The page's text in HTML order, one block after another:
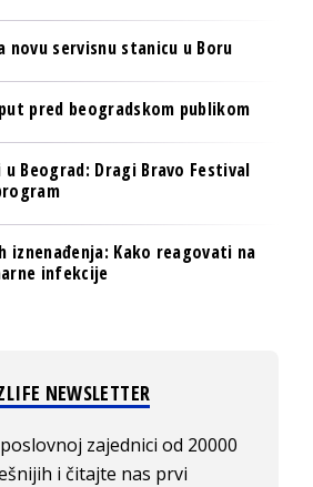
novu servisnu stanicu u Boru
put pred beogradskom publikom
u Beograd: Dragi Bravo Festival
iznenađenja: Kako reagovati na
infekcije
NEWSLETTER
zajednici od 20000
i čitajte nas prvi